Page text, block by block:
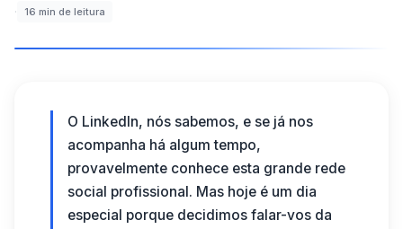
·
16 min de leitura
O LinkedIn, nós sabemos, e se já nos
acompanha há algum tempo,
provavelmente conhece esta grande rede
social profissional. Mas hoje é um dia
especial porque decidimos falar-vos da